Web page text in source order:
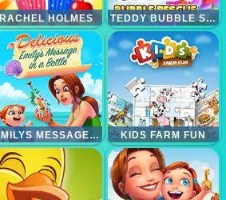
RACHEL HOLMES TEDDY BUBBLE SHOOTER
EMILYS MESSAGE IN A BOTTLE KIDS FARM FUN